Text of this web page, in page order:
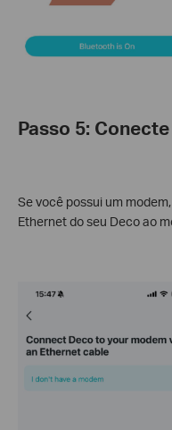
Passo 5:
Se você possui um
Ethernet do seu Deco ao